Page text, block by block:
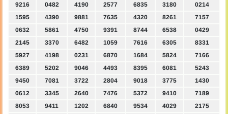
9216
0482 4190 2577 6835 3180
0214
1595
4390 9881 7635 4320 8261
7157
0632
5861 4750 9391 8744 6538
0429
2145
3370 6482 1059 7616 6305
8331
5927
4198 0231 6870 1684 5824
7166
6389
5202 9046 4493 8395 6081
5243
9450
7081 3722 2804 9018 3775
1430
0612
3345 2640 7476 5372 9410
7189
8053
9411 1202 6840 9534 4029
2175